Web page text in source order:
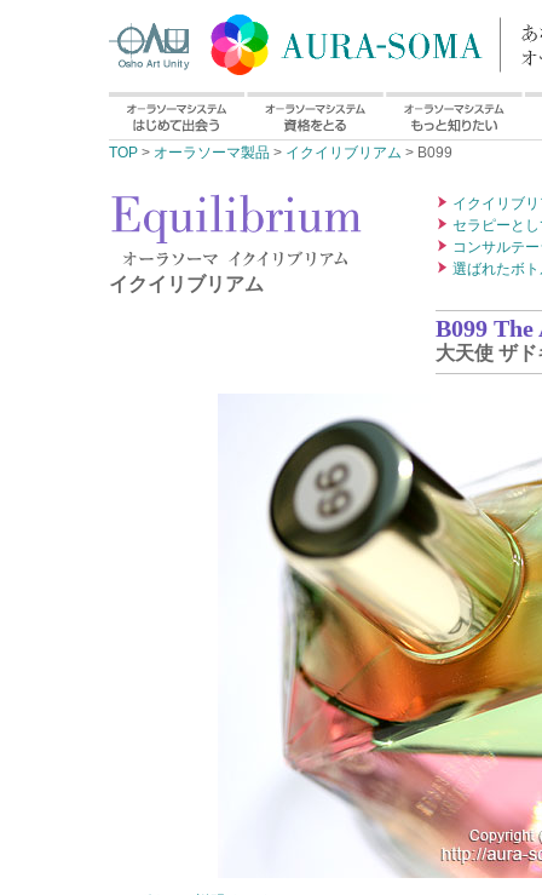
TOP > オーラソーマ製品 > イクイリブリアム > B099
イクイリブリアム
イクイリブ
セラピーと
コンサルテ
選ばれたボ
B099
大天使 ザ